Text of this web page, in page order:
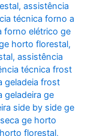
,assistência
técnica forno a
forno elétrico ge
horto florestal,
,assistência
técnica frost
geladeia frost
geladeira ge
side by side ge
ge horto
florestal,